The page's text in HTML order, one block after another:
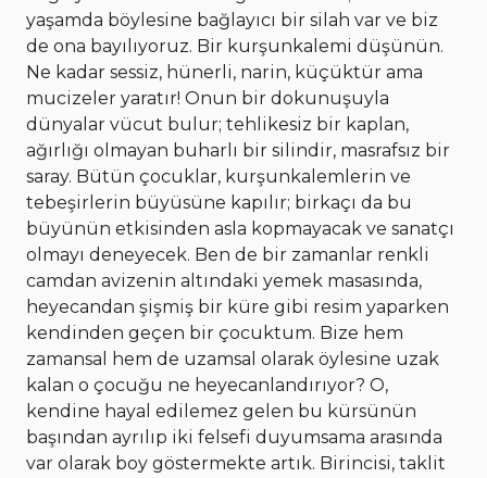
yaşamda böylesine bağlayıcı bir silah var ve biz
de ona bayılıyoruz. Bir kurşunkalemi düşünün.
Ne kadar sessiz, hünerli, narin, küçüktür ama
mucizeler yaratır! Onun bir dokunuşuyla
dünyalar vücut bulur; tehlikesiz bir kaplan,
ağırlığı olmayan buharlı bir silindir, masrafsız bir
saray. Bütün çocuklar, kurşunkalemlerin ve
tebeşirlerin büyüsüne kapılır; birkaçı da bu
büyünün etkisinden asla kopmayacak ve sanatçı
olmayı deneyecek. Ben de bir zamanlar renkli
camdan avizenin altındaki yemek masasında,
heyecandan şişmiş bir küre gibi resim yaparken
kendinden geçen bir çocuktum. Bize hem
zamansal hem de uzamsal olarak öylesine uzak
kalan o çocuğu ne heyecanlandırıyor? O,
kendine hayal edilemez gelen bu kürsünün
başından ayrılıp iki felsefi duyumsama arasında
var olarak boy göstermekte artık. Birincisi, taklit